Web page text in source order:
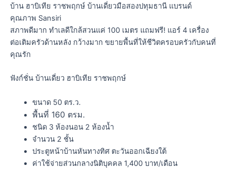
บ้าน ฮาบิเทีย ราชพฤกษ์ บ้านเดี่ยวมือสองปทุมธานี แบรนด์
คุณภาพ Sansiri
สภาพดีมาก ทำเลดีใกล้สวนแค่ 100 เมตร แถมฟรี! แอร์ 4 เครื่อง
ต่อเติมครัวด้านหลัง กว้างมาก ขยายพื้นที่ให้ชีวิตครอบครัวกับคนที่
คุณรัก
ฟังก์ชั่น บ้านเดี่ยว ฮาบิเทีย ราชพฤกษ์
ขนาด 50 ตร.ว.
พื้นที่ 160 ตรม.
ชนิด 3 ห้องนอน 2 ห้องน้ำ
จำนวน 2 ชั้น
ประตูหน้าบ้านหันทางทิศ ตะวันออกเฉียงใต้
ค่าใช้จ่ายส่วนกลางนิติบุคคล 1,400 บาท/เดือน